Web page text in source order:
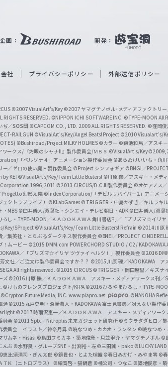
画： 開発：
社 プライバシーポリシー 外部送信ポリシー
©2007 VisualArt's/Key ©2007 ヤマグチノボル･メディアファクトリ
RIGHTS RESERVED. ©NIPPON ICHI SOFTWARE INC. ©TYPE-MOON All
ぢ／SOS団 ©CAPCOM CO., LTD. 2009 ALL RIGHTS RESERVED. ©窪岡俊
RAILGUN ©VisualArt's/Key/Angel Beats! Project ©2010 Visualart's/
©Bushiroad/Project MILKY HOLMES ©カラー ©鎌池和馬／アスキ
ワークス/『灼眼のシャナII』製作委員会/ＭＢＳ ©VisualArt's/Key
「ペルソナ４」アニメーション製作委員会 ©あらゐけいいち・角
ー／ゼロの使い魔Ｆ製作委員会 ©Project シンフォギア ©BNGI／
by KEI ©VisualArt's/Key/Team Little Busters! ©川原 礫／アスキー・メデ
Corporation 1996,2011 ©2013 CIRCUS/D.C.III製作委員会 ©オケアノス
Progetto 幻影太陽 ©Index Corporation/「デビルサバイバー2」アニメー
ェクトラブライブ！ ©KLabGames © TRIGGER・中島かずき／キルラキ
・MBS ©臼井儀人/双葉社・シンエイ・テレビ朝日・ADK ©臼井儀人/双葉
ろし・TYPE-MOON／ＫＡＤＯＫＡＷＡ 角川書店刊／「プリズマ☆イリ
Key/SProject ©VisualArt's/Key/Team Little Busters! Refrain ©2014 川原
／集英社・とらぶるダークネス製作委員会 ©BNEI／PROJECT
！ムービー ©2015 DMM.com POWERCHORD STUDIO / C2 / KADOKAWA
／「プリズマ☆イリヤ ツヴァイ ヘルツ！」製作委員会 ©2016
文社／ご注文は製作委員会ですか？？ ©2015 川原 礫／KADOKAWA ア
All rights reserved. ©2015 CIRCUS ©TRIGGER・岡田麿里／キズナ
ズ©2016 川原 礫／ＫＡＤＯＫＡＷＡ アスキー・メディアワークス刊／
©けものフレンズプロジェクト/KFPA ©2016 ひろやまひろし・TYPE-
©Crypton Future Media, INC. www.piapro.net
©NANOHA
通 ©2015丸戸史明・深崎暮人・KADOKAWA 富士見書房／冴えない製作委
©2017 時雨沢恵一／ＫＡＤＯＫＡＷＡ アスキー・メディアワー
員会 ©2011 5pb.／Nitroplus 未来ガジェット研究所 ©ミウラタダヒロ／
委員会 イラスト／神奈月昇 ©暁なつめ・カカオ・ランタン ©暁なつめ・
サムネ・Hisasi ©島田フミカネ・築地俊彦・月並甲介・ヤマグチノボル ©
んぶ ©水野良・グループSNE・出渕裕・左 ©三田誠・pako ©LUCKY
©恵比須清司・ぎん太郎 ©鏡貴也・とよた瑣織 ©春日みかげ・みやま零 ©
ＴＫ（ニトロプラス） ©細音啓・猫鍋蒼 ©橘公司・つなこ ©築地俊彦・